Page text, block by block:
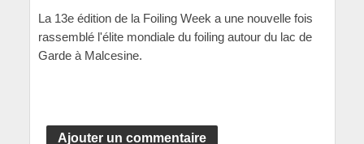
La 13e édition de la Foiling Week a une nouvelle fois
rassemblé l'élite mondiale du foiling autour du lac de
Garde à Malcesine.
Ajouter un commentaire